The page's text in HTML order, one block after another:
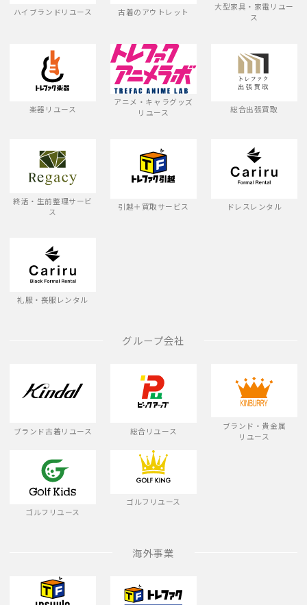
ハイブランドリユース 古着のアウトレット
大型家具・家電リユー
ス
楽器リユース
アニメ・キャラグッズ
リユース
総合出張買取
終活・生前整理サービ
ス
引越＋買取サービス ドレスレンタル
礼服・喪服レンタル
グループ会社
ブランド古着リユース 総合リユース
ブランド・貴金属
リユース
ゴルフリユース
ゴルフリユース
海外事業